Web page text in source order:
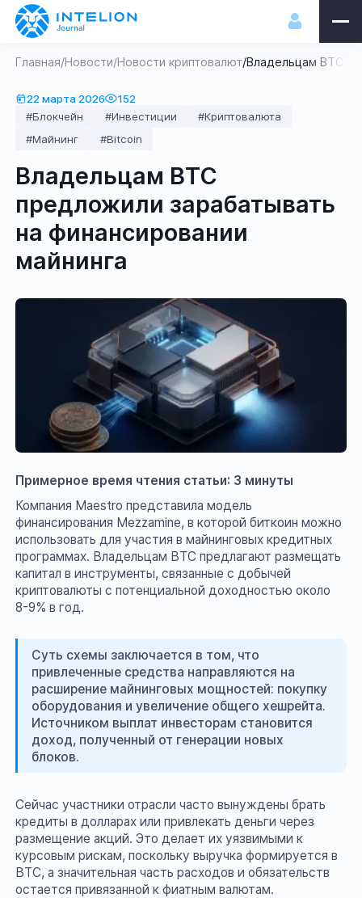
Главная/Новости/Новости криптовалют/Владельцам BTC
22 марта 2026
152
#Блокчейн
#Инвестиции
#Криптовалюта
#Майнинг
#Bitcoin
Владельцам BTC
предложили зарабатывать
на финансировании
майнинга
Примерное время чтения статьи: 3 минуты
Компания Maestro представила модель
финансирования Mezzamine, в которой биткоин можно
использовать для участия в майнинговых кредитных
программах. Владельцам BTC предлагают размещать
капитал в инструменты, связанные с добычей
криптовалюты с потенциальной доходностью около
8-9% в год.
Суть схемы заключается в том, что
привлеченные средства направляются на
расширение майнинговых мощностей: покупку
оборудования и увеличение общего хешрейта.
Источником выплат инвесторам становится
доход, полученный от генерации новых
блоков.
Сейчас участники отрасли часто вынуждены брать
кредиты в долларах или привлекать деньги через
размещение акций. Это делает их уязвимыми к
курсовым рискам, поскольку выручка формируется в
BTC, а значительная часть расходов и обязательств
остается привязанной к фиатным валютам.